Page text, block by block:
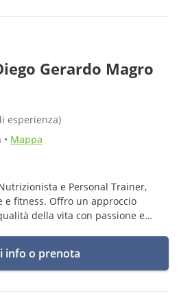
Gerardo Magro
esperienza)
• Mappa
e Personal Trainer,
fitness. Offro un approccio
della vita con passione e
info o prenota